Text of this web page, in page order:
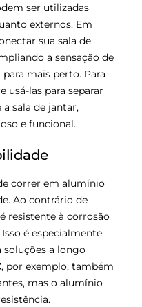
ser utilizadas
externos. Em
sua sala de
a sensação de
mais perto. Para
usá-las para separar
sala de jantar,
e funcional.
correr em alumínio
Ao contrário de
resistente à corrosão
é especialmente
a longo
, por exemplo, também
mas o alumínio